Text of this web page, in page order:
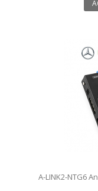
A-LINK2-NTG6